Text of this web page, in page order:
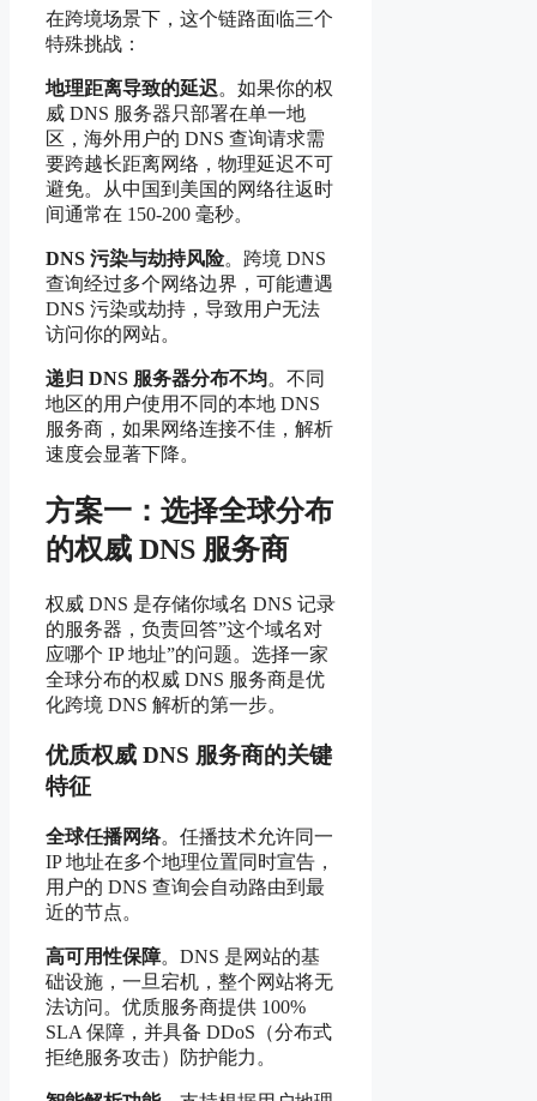
在跨境场景下，这个链路面临三个
特殊挑战：
地理距离导致的延迟。如果你的权
威 DNS 服务器只部署在单一地
区，海外用户的 DNS 查询请求需
要跨越长距离网络，物理延迟不可
避免。从中国到美国的网络往返时
间通常在 150-200 毫秒。
DNS 污染与劫持风险。跨境 DNS
查询经过多个网络边界，可能遭遇
DNS 污染或劫持，导致用户无法
访问你的网站。
递归 DNS 服务器分布不均。不同
地区的用户使用不同的本地 DNS
服务商，如果网络连接不佳，解析
速度会显著下降。
方案一：选择全球分布
的权威 DNS 服务商
权威 DNS 是存储你域名 DNS 记录
的服务器，负责回答”这个域名对
应哪个 IP 地址”的问题。选择一家
全球分布的权威 DNS 服务商是优
化跨境 DNS 解析的第一步。
优质权威 DNS 服务商的关键
特征
全球任播网络。任播技术允许同一
IP 地址在多个地理位置同时宣告，
用户的 DNS 查询会自动路由到最
近的节点。
高可用性保障。DNS 是网站的基
础设施，一旦宕机，整个网站将无
法访问。优质服务商提供 100%
SLA 保障，并具备 DDoS（分布式
拒绝服务攻击）防护能力。